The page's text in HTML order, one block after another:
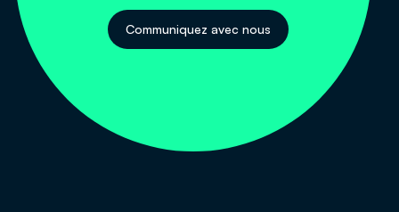
Communiquez avec nous